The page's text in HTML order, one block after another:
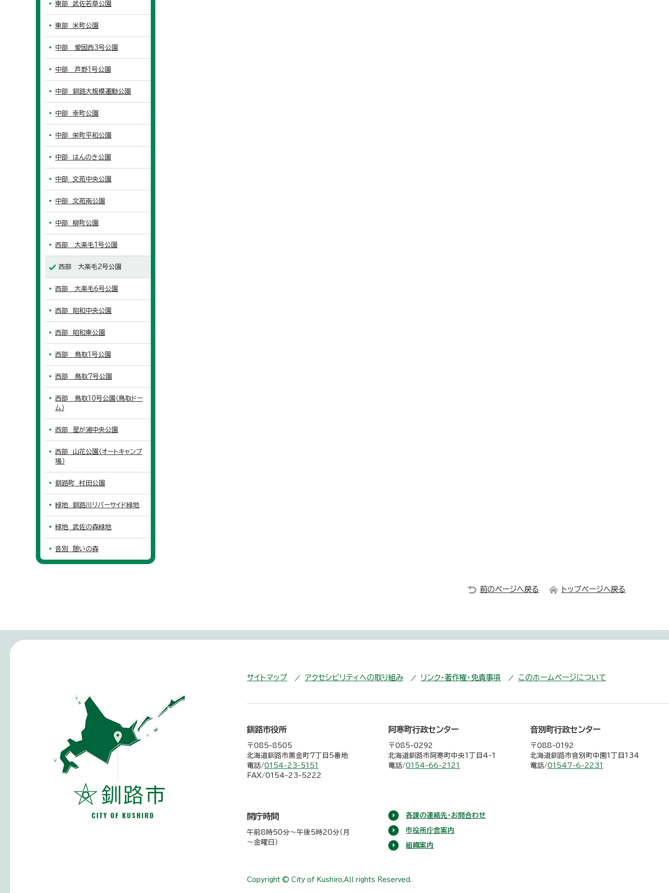
東部 武佐若草公園
東部 米町公園
中部 愛国西3号公園
中部 芦野1号公園
中部 釧路大規模運動公園
中部 幸町公園
中部 栄町平和公園
中部 はんのき公園
中部 文苑中央公園
中部 文苑南公園
中部 柳町公園
西部 大楽毛1号公園
西部 大楽毛2号公園
西部 大楽毛6号公園
西部 昭和中央公園
西部 昭和東公園
西部 鳥取1号公園
西部 鳥取7号公園
西部 鳥取10号公園（鳥取ドー
ム）
西部 星が浦中央公園
西部 山花公園（オートキャンプ
場）
釧路町 村田公園
緑地 釧路川リバーサイド緑地
緑地 武佐の森緑地
音別 憩いの森
前のページへ戻る トップページへ戻る
サイトマップ アクセシビリティへの取り組み リンク・著作権・免責事項 このホームページについて
釧路市役所
〒085-8505
北海道釧路市黒金町7丁目5番地
電話/0154-23-5151
FAX/0154-23-5222
阿寒町行政センター
〒085-0292
北海道釧路市阿寒町中央1丁目4-1
電話/0154-66-2121
音別町行政センター
〒088-0192
北海道釧路市音別町中園1丁目134
電話/01547-6-2231
開庁時間
午前8時50分～午後5時20分（月
～金曜日）
各課の連絡先・お問合わせ
市役所庁舎案内
組織案内
Copyright © City of Kushiro,All rights Reserved.